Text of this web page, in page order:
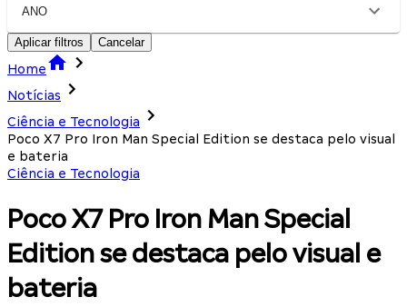
ANO
Aplicar filtros Cancelar
Home
Notícias
Ciência e Tecnologia
Poco X7 Pro Iron Man Special Edition se destaca pelo visual
e bateria
Ciência e Tecnologia
Poco X7 Pro Iron Man Special
Edition se destaca pelo visual e
bateria